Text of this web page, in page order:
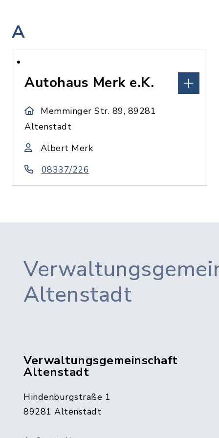
A
Autohaus Merk e.K.
Memminger Str. 89, 89281
Altenstadt
Albert Merk
08337/226
Altenstadt
Verwaltungsgemeinschaft
Altenstadt
Hindenburgstraße 1
89281 Altenstadt